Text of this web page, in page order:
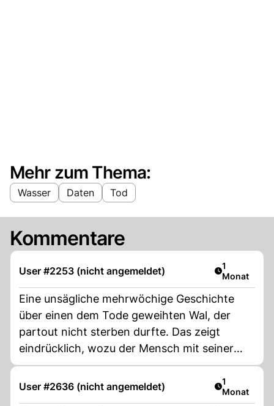
Mehr zum Thema:
Wasser Daten Tod
Kommentare
User #2253 (nicht angemeldet) Artikel
1
Monat
Eine unsägliche mehrwöchige Geschichte
über einen dem Tode geweihten Wal, der
partout nicht sterben durfte. Das zeigt
eindrücklich, wozu der Mensch mit seiner
Selbstüberschätzung fähig ist.
User #2636 (nicht angemeldet) Artikel
1
Monat